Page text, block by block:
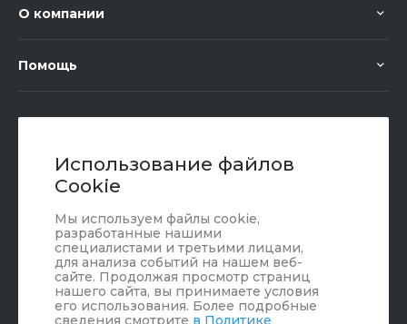
Использование файлов
Cookie
Мы используем файлы cookie,
разработанные нашими
специалистами и третьими лицами,
для анализа событий на нашем веб-
сайте. Продолжая просмотр страниц
нашего сайта, вы принимаете условия
его использования. Более подробные
сведения смотрите в Политике
О компании
Помощь
г. Юрюзань, ул. Пролетарская, 101